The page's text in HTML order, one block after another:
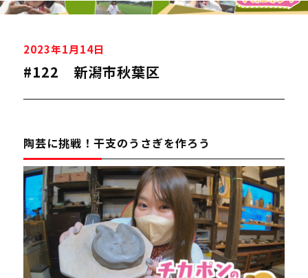
2023年1月14日
#122 新潟市秋葉区
陶芸に挑戦！干支のうさぎを作ろう